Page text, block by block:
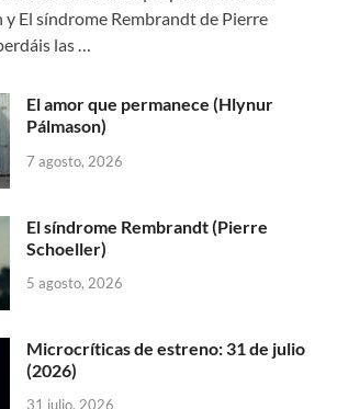
El síndrome Rembrandt de Pierre
las …
El amor que permanece (Hlynur
Pálmason)
7 agosto, 2026
El síndrome Rembrandt (Pierre
Schoeller)
5 agosto, 2026
Microcríticas de estreno: 31 de julio
(2026)
31 julio, 2026